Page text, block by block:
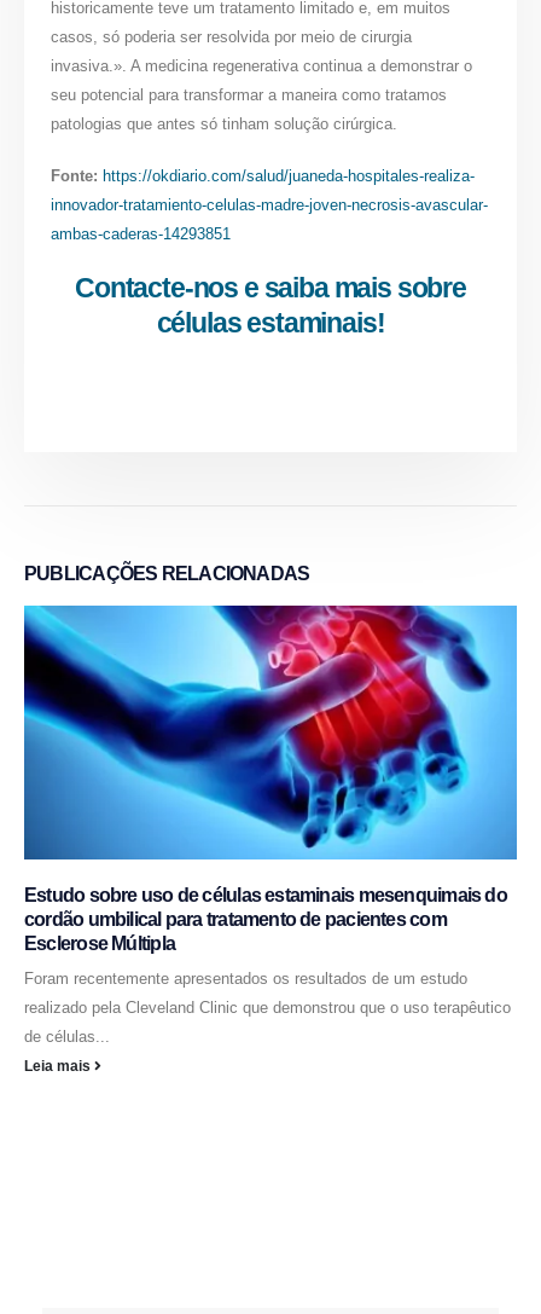
historicamente teve um tratamento limitado e, em muitos
casos, só poderia ser resolvida por meio de cirurgia
invasiva.». A medicina regenerativa continua a demonstrar o
seu potencial para transformar a maneira como tratamos
patologias que antes só tinham solução cirúrgica.
Fonte: https://okdiario.com/salud/juaneda-hospitales-realiza-
innovador-tratamiento-celulas-madre-joven-necrosis-avascular-
ambas-caderas-14293851
Contacte-nos e saiba mais sobre
células estaminais!
PUBLICAÇÕES RELACIONADAS
Estudo sobre uso de células estaminais mesenquimais do
cordão umbilical para tratamento de pacientes com
Esclerose Múltipla
Foram recentemente apresentados os resultados de um estudo
realizado pela Cleveland Clinic que demonstrou que o uso terapêutico
de células...
Leia mais